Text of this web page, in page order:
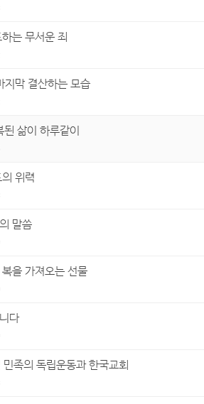
는 무서운 죄
지막 결산하는 모습
삶이 하루같이
위력
말씀
을 가져오는 선물
다
족의 독립운동과 한국교회